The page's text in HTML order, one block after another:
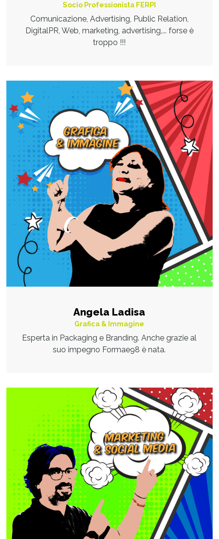
Socio Professionista FERPI
Comunicazione, Advertising, Public Relation,
DigitalPR, Web, marketing, advertising,... forse è
troppo !!!
Angela Ladisa
Grafica & Immagine
Esperta in Packaging e Branding. Anche grazie al
suo impegno Formae98 è nata.